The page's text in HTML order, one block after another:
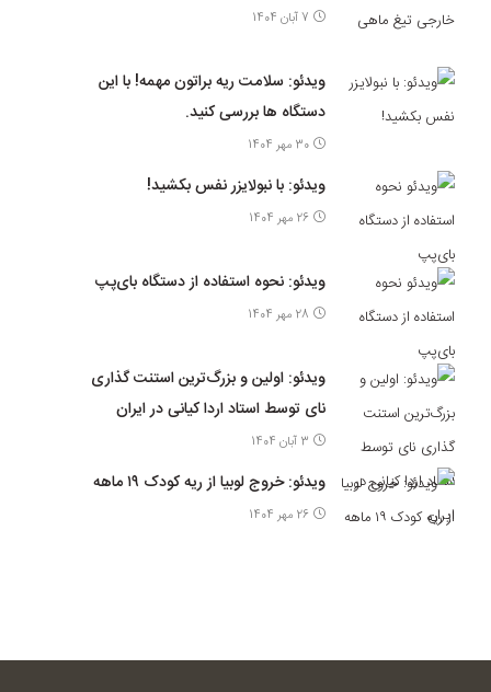
7 آبان 1404
ویدئو: سلامت ریه براتون مهمه! با این
دستگاه ها بررسی کنید.
30 مهر 1404
ویدئو: با نبولایزر نفس بکشید!
26 مهر 1404
ویدئو: نحوه استفاده از دستگاه بای‌پپ
28 مهر 1404
ویدئو: اولین و بزرگ‌ترین استنت گذاری
نای توسط استاد اردا کیانی در ایران
3 آبان 1404
ویدئو: خروج لوبیا از ریه کودک ۱۹ ماهه
26 مهر 1404